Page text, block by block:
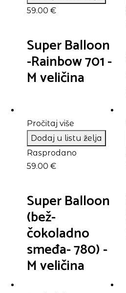
59.00 €
Super Balloon
-Rainbow 701 -
M veličina
Pročitaj više
Dodaj u listu želja
Rasprodano
59.00 €
Super Balloon
(bež-
čokoladno
smeđa- 780) -
M veličina